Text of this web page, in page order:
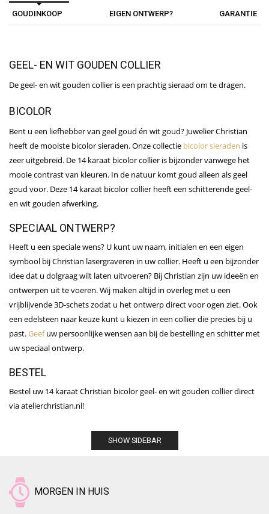
GOUDINKOOP EIGEN ONTWERP? GARANTIE
GEEL- EN WIT GOUDEN COLLIER
De geel- en wit gouden collier is een prachtig sieraad om te dragen.
BICOLOR
Bent u een liefhebber van geel goud én wit goud? Juwelier Christian
heeft de mooiste bicolor sieraden. Onze collectie bicolor sieraden is
zeer uitgebreid. De 14 karaat bicolor collier is bijzonder vanwege het
mooie contrast van kleuren. In de natuur komt goud alleen als geel
goud voor. Deze 14 karaat bicolor collier heeft een schitterende geel-
en wit gouden afwerking.
SPECIAAL ONTWERP?
Heeft u een speciale wens? U kunt uw naam, initialen en een eigen
symbool bij Christian lasergraveren in uw collier. Heeft u een bijzonder
idee dat u dolgraag wilt laten uitvoeren? Bij Christian zijn uw ideeën en
ontwerpen uit te voeren. Wij maken altijd in overleg met u een
vrijblijvende 3D-schets zodat u het ontwerp direct voor ogen ziet. Ook
een edelsteen naar keuze kunt u kiezen in een collier die precies bij u
past.Geefuw persoonlijke wensen aan bij de bestelling en schitter met
uw speciaal ontwerp.
BESTEL
Bestel uw 14 karaat Christian bicolor geel- en wit gouden collier direct
via atelierchristian.nl!
SHOW SIDEBAR
MORGEN IN HUIS